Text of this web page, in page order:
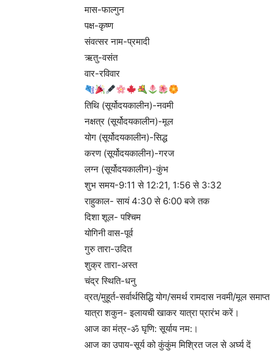
मास-फाल्गुन
पक्ष-कृष्ण
संवत्सर नाम-प्रमादी
ऋतु-वसंत
वार-रविवार
तिथि (सूर्योदयकालीन)-नवमी
नक्षत्र (सूर्योदयकालीन)-मूल
योग (सूर्योदयकालीन)-सिद्ध
करण (सूर्योदयकालीन)-गरज
लग्न (सूर्योदयकालीन)-कुंभ
शुभ समय-9:11 से 12:21, 1:56 से 3:32
राहुकाल- सायं 4:30 से 6:00 बजे तक
दिशा शूल- पश्चिम
योगिनी वास-पूर्व
गुरु तारा-उदित
शुक्र तारा-अस्त
चंद्र स्थिति-धनु
व्रत/मुहूर्त-सर्वार्थसिद्धि योग/समर्थ रामदास नवमी/मूल समाप्त
यात्रा शकुन- इलायची खाकर यात्रा प्रारंभ करें।
आज का मंत्र-ॐ घृणि: सूर्याय नम:।
आज का उपाय-सूर्य को कुंकुंम मिश्रित जल से अर्घ्य दें